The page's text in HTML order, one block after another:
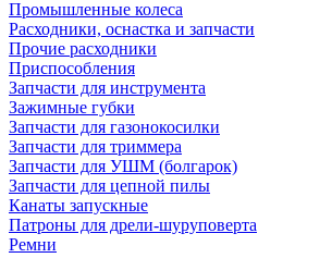
Промышленные колеса
Расходники, оснастка и запчасти
Прочие расходники
Приспособления
Запчасти для инструмента
Зажимные губки
Запчасти для газонокосилки
Запчасти для триммера
Запчасти для УШМ (болгарок)
Запчасти для цепной пилы
Канаты запускные
Патроны для дрели-шуруповерта
Ремни